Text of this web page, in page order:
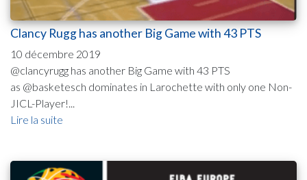
Clancy Rugg has another Big Game with 43 PTS
10 décembre 2019
@clancyrugg has another Big Game with 43 PTS
as @basketesch dominates in Larochette with only one Non-
JICL-Player!...
Lire la suite